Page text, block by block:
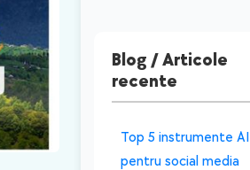
Blog / Articole
recente
​Top 5 instrumente AI
pentru social media